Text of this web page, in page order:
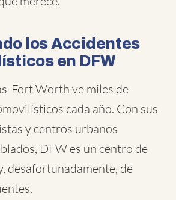
los Accidentes
en DFW
Fort Worth ve miles de
cada año. Con sus
y centros urbanos
DFW es un centro de
desafortunadamente, de